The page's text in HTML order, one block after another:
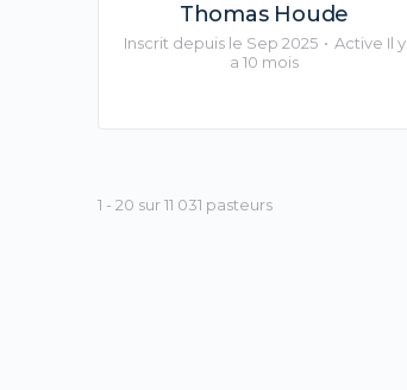
Thomas Houde
Inscrit depuis le Sep 2025 • Active Il y
a 10 mois
1 - 20 sur 11 031 pasteurs